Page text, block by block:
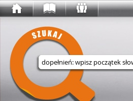
Wyszukaj w serwisie